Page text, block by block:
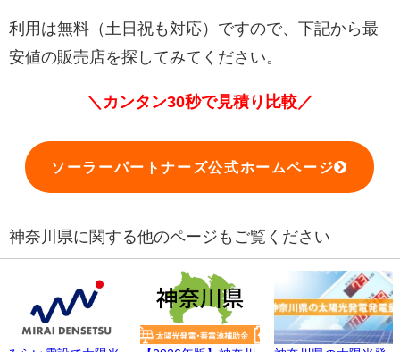
利用は無料（土日祝も対応）ですので、下記から最
安値の販売店を探してみてください。
＼カンタン30秒で見積り比較／
ソーラーパートナーズ公式ホームページ
神奈川県に関する他のページもご覧ください